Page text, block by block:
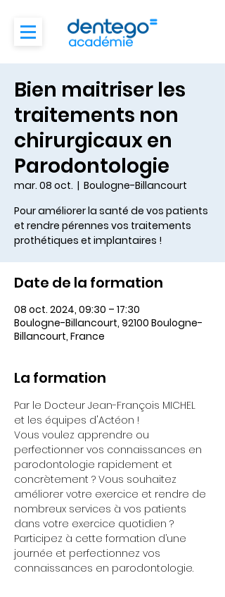
Bien maitriser les
traitements non
chirurgicaux en
Parodontologie
mar. 08 oct.
  |
Boulogne-Billancourt
Pour améliorer la santé de vos patients
et rendre pérennes vos traitements
prothétiques et implantaires !
Date de la formation
08 oct. 2024, 09:30 – 17:30
Boulogne-Billancourt, 92100 Boulogne-
Billancourt, France
La formation
Par le Docteur Jean-François MICHEL
et les équipes d'Actéon !
Vous voulez apprendre ou
perfectionner vos connaissances en
parodontologie rapidement et
concrètement ? Vous souhaitez
améliorer votre exercice et rendre de
nombreux services à vos patients
dans votre exercice quotidien ?
Participez à cette formation d’une
journée et perfectionnez vos
connaissances en parodontologie.